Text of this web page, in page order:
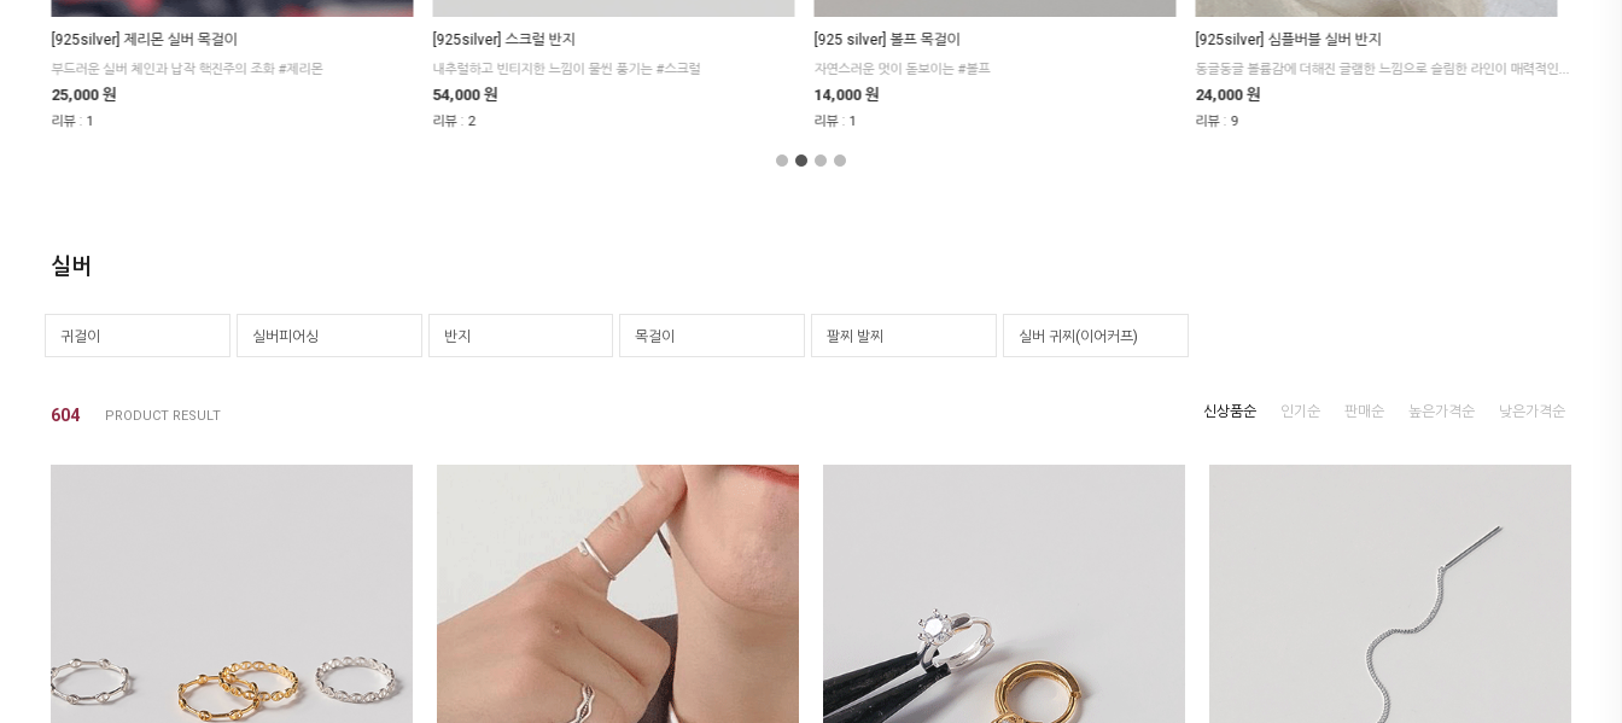
[925silver] 제리몬 실버 목걸이
부드러운 실버 체인과 납작 핵진주의 조화 #제리몬
25,000 원
리뷰: 1
[925silver] 스크럴 반지
내추럴하고 빈티지한 느낌이 물씬 풍기는 #스크럴
54,000 원
리뷰: 2
[925 silver] 볼프 목걸이
자연스러운 멋이 돋보이는 #볼프
14,000 원
리뷰: 1
[925silver] 심플버블 실버 반지
동글동글 볼륨감에 더해진 글램한 느낌으로 슬림한 라인이 매력적인 아이템이에요.
24,000 원
리뷰: 9
실버
귀걸이 실버피어싱 반지 목걸이 팔찌 발찌 실버 귀찌(이어커프)
604 신상품순 인기순 판매순 높은가격순 낮은가격순